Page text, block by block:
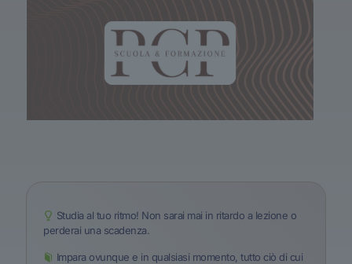
Studia al tuo ritmo! Non sarai mai in ritardo a lezione o
perderai una scadenza.
Impara ovunque e in qualsiasi momento, tutto ciò di cui